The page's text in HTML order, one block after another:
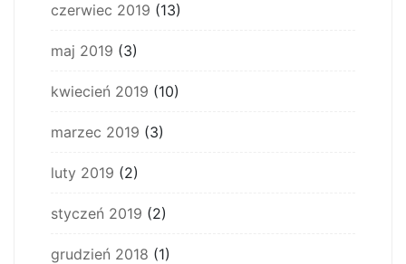
czerwiec 2019 (13)
maj 2019 (3)
kwiecień 2019 (10)
marzec 2019 (3)
luty 2019 (2)
styczeń 2019 (2)
grudzień 2018 (1)